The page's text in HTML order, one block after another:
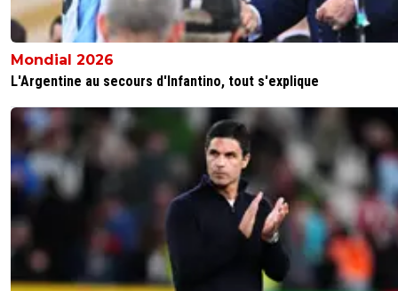
Mondial 2026
L'Argentine au secours d'Infantino, tout s'explique